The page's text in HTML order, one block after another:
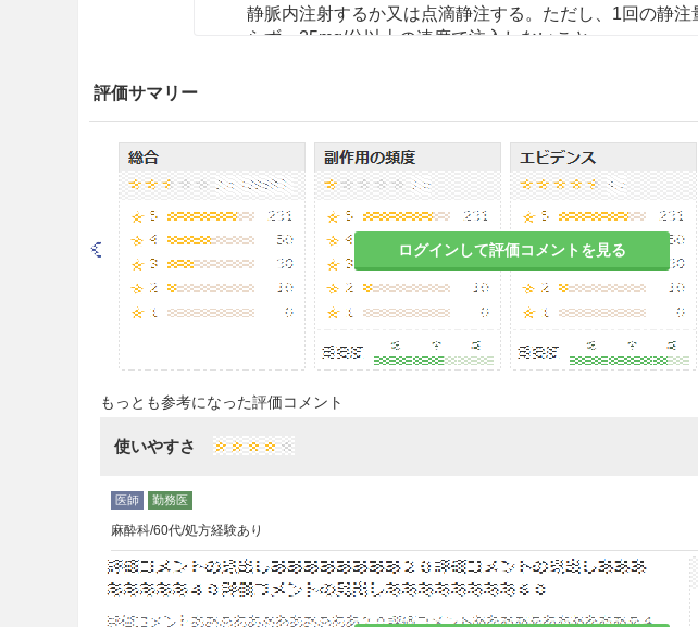
静脈内注射するか又は点滴静注する。ただし、1回の静
らず、25mg/分以上の速度で注入しないこと。
ヒドロキシジン塩酸塩として、通常成人1回50〜100mg
筋肉内注射する。
なお、年齢、症状により適宜増減する。
注意事項
重要な基本的注意
眠気を催すことがあるので、本剤投与中の患者には自
機械類の操作には従事させないよう注意すること。
8.2末梢の壊死を起こすおそれがあるので、動脈内には絶
8.3筋肉内注射時に注射部位をもむことによって、皮内又
慎重投与
9.1 合併症・既往歴等のある患者
評価サマリー
ログインして評価コメントを見る
もっとも参考になった評価コメント
使いやすさ
麻酔科/60代/処方経験あり